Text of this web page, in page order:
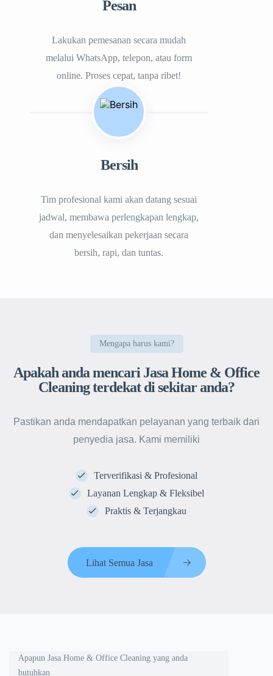
Pesan
Lakukan pemesanan secara mudah
melalui WhatsApp, telepon, atau form
online. Proses cepat, tanpa ribet!
Bersih
Tim profesional kami akan datang sesuai
jadwal, membawa perlengkapan lengkap,
dan menyelesaikan pekerjaan secara
bersih, rapi, dan tuntas.
Mengapa harus kami?
Apakah anda mencari Jasa Home & Office
Cleaning terdekat di sekitar anda?
Pastikan anda mendapatkan pelayanan yang terbaik dari
penyedia jasa. Kami memiliki
Terverifikasi & Profesional
Layanan Lengkap & Fleksibel
Praktis & Terjangkau
Lihat Semua Jasa
Apapun Jasa Home & Office Cleaning yang anda
butuhkan